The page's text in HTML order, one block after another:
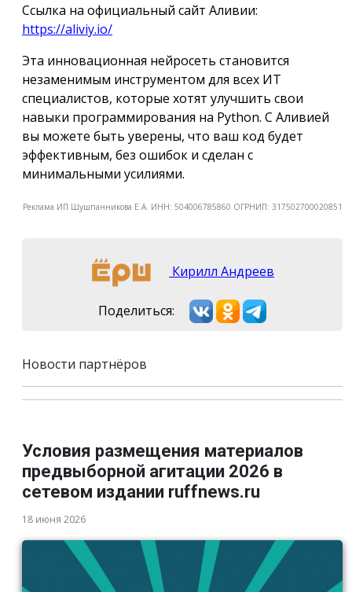
Ссылка на официальный сайт Аливии:
https://aliviy.io/
Эта инновационная нейросеть становится
незаменимым инструментом для всех ИТ
специалистов, которые хотят улучшить свои
навыки программирования на Python. С Аливией
вы можете быть уверены, что ваш код будет
эффективным, без ошибок и сделан с
минимальными усилиями.
Реклама ИП Шушпанникова Е.А. ИНН: 504006785860 ОГРНИП: 317502700020851
Кирилл Андреев
Поделиться:
Новости партнёров
Условия размещения материалов
предвыборной агитации 2026 в
сетевом издании ruffnews.ru
18 июня 2026